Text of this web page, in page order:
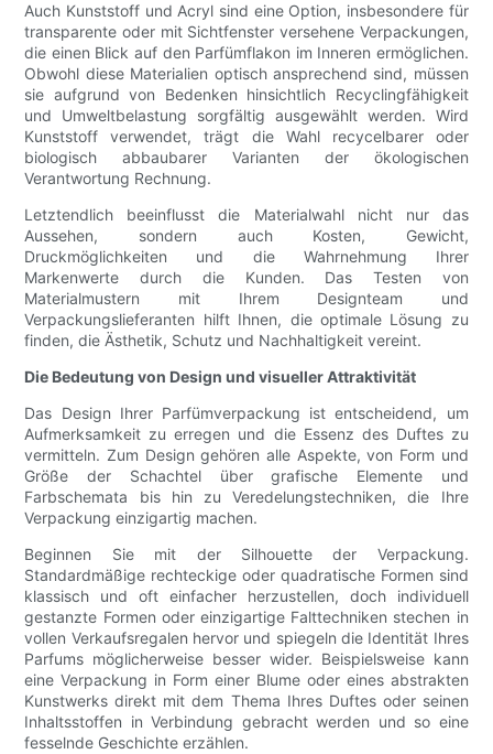
Auch Kunststoff und Acryl sind eine Option, insbesondere für
transparente oder mit Sichtfenster versehene Verpackungen,
die einen Blick auf den Parfümflakon im Inneren ermöglichen.
Obwohl diese Materialien optisch ansprechend sind, müssen
sie aufgrund von Bedenken hinsichtlich Recyclingfähigkeit
und Umweltbelastung sorgfältig ausgewählt werden. Wird
Kunststoff verwendet, trägt die Wahl recycelbarer oder
biologisch abbaubarer Varianten der ökologischen
Verantwortung Rechnung.
Letztendlich beeinflusst die Materialwahl nicht nur das
Aussehen, sondern auch Kosten, Gewicht,
Druckmöglichkeiten und die Wahrnehmung Ihrer
Markenwerte durch die Kunden. Das Testen von
Materialmustern mit Ihrem Designteam und
Verpackungslieferanten hilft Ihnen, die optimale Lösung zu
finden, die Ästhetik, Schutz und Nachhaltigkeit vereint.
Die Bedeutung von Design und visueller Attraktivität
Das Design Ihrer Parfümverpackung ist entscheidend, um
Aufmerksamkeit zu erregen und die Essenz des Duftes zu
vermitteln. Zum Design gehören alle Aspekte, von Form und
Größe der Schachtel über grafische Elemente und
Farbschemata bis hin zu Veredelungstechniken, die Ihre
Verpackung einzigartig machen.
Beginnen Sie mit der Silhouette der Verpackung.
Standardmäßige rechteckige oder quadratische Formen sind
klassisch und oft einfacher herzustellen, doch individuell
gestanzte Formen oder einzigartige Falttechniken stechen in
vollen Verkaufsregalen hervor und spiegeln die Identität Ihres
Parfums möglicherweise besser wider. Beispielsweise kann
eine Verpackung in Form einer Blume oder eines abstrakten
Kunstwerks direkt mit dem Thema Ihres Duftes oder seinen
Inhaltsstoffen in Verbindung gebracht werden und so eine
fesselnde Geschichte erzählen.